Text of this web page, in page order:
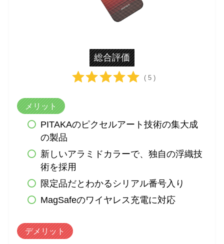
総合評価
( 5 )
メリット
PITAKAのピクセルアート技術の集大成
の製品
新しいアラミドカラーで、独自の浮織技
術を採用
限定品だとわかるシリアル番号入り
MagSafeのワイヤレス充電に対応
デメリット